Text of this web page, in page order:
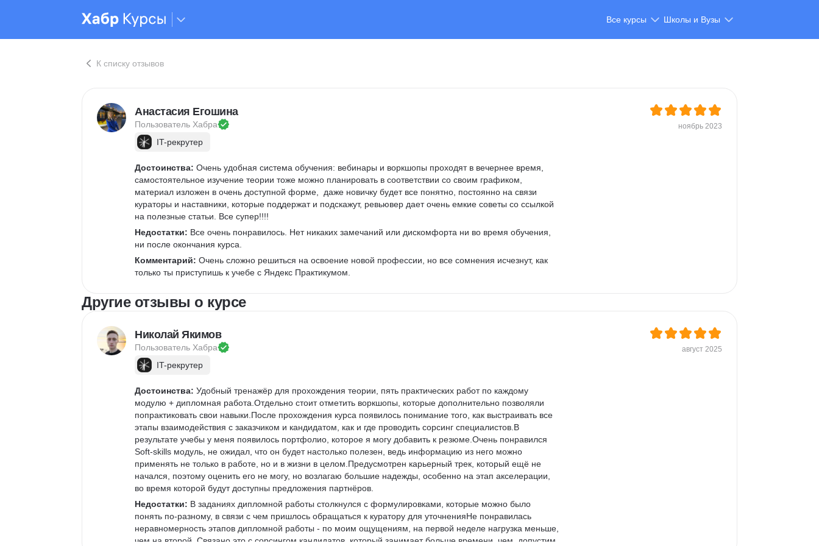
Все курсы Школы и Вузы
К списку отзывов
Анастасия Егошина
Пользователь Хабра ноябрь 2023
IT-рекрутер
Достоинства: Очень удобная система обучения: вебинары и воркшопы проходят в вечернее время,
самостоятельное изучение теории тоже можно планировать в соответствии со своим графиком,
материал изложен в очень доступной форме,  даже новичку будет все понятно, постоянно на связи
кураторы и наставники, которые поддержат и подскажут, ревьювер дает очень емкие советы со ссылкой
на полезные статьи. Все супер!!!!
Недостатки: Все очень понравилось. Нет никаких замечаний или дискомфорта ни во время обучения,
ни после окончания курса.
Комментарий: Очень сложно решиться на освоение новой профессии, но все сомнения исчезнут, как
только ты приступишь к учебе с Яндекс Практикумом.
Другие отзывы о курсе
Николай Якимов
Пользователь Хабра август 2025
IT-рекрутер
Достоинства: Удобный тренажёр для прохождения теории, пять практических работ по каждому
модулю + дипломная работа.Отдельно стоит отметить воркшопы, которые дополнительно позволяли
попрактиковать свои навыки.После прохождения курса появилось понимание того, как выстраивать все
этапы взаимодействия с заказчиком и кандидатом, как и где проводить сорсинг специалистов.В
результате учебы у меня появилось портфолио, которое я могу добавить к резюме.Очень понравился
Soft-skills модуль, не ожидал, что он будет настолько полезен, ведь информацию из него можно
применять не только в работе, но и в жизни в целом.Предусмотрен карьерный трек, который ещё не
начался, поэтому оценить его не могу, но возлагаю большие надежды, особенно на этап акселерации,
во время которой будут доступны предложения партнёров.
Недостатки: В заданиях дипломной работы столкнулся с формулировками, которые можно было
понять по-разному, в связи с чем пришлось обращаться к куратору для уточненияНе понравилась
неравномерность этапов дипломной работы - по моим ощущениям, на первой неделе нагрузка меньше,
чем на второй. Связано это с сорсингом кандидатов, который занимает больше времени, чем, допустим,